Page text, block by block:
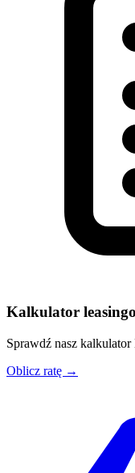
Kalkulator
Sprawdź nasz
Oblicz ratę →